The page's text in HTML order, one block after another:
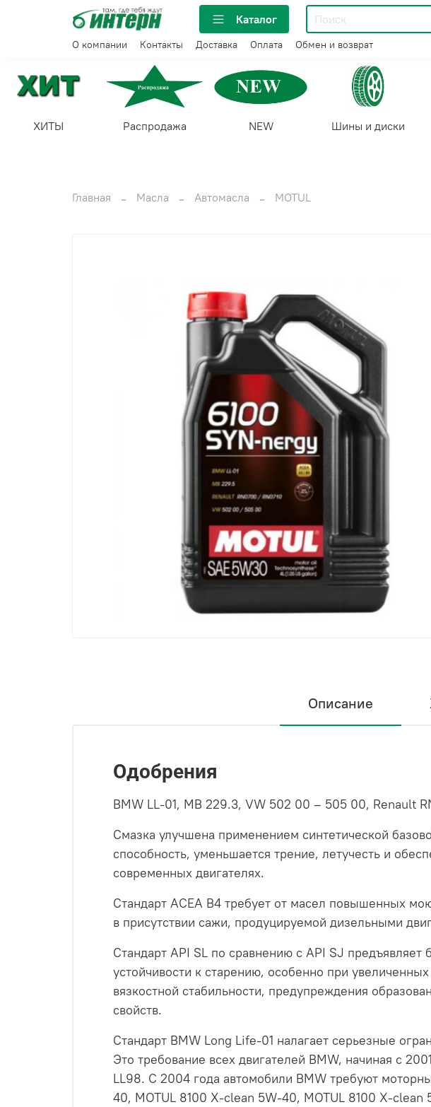
Каталог
О компании Контакты Доставка Оплата Обмен и возврат
ХИТЫ Распродажа NEW Шины и диски
Главная
Масла Автомасла MOTUL
Описание
Одобрения
BMW LL-01, MB 229.3, VW 502 00 – 505 00, Renault
Смазка улучшена применением синтетической
способность, уменьшается трение, летучесть и
современных двигателях.
Стандарт ACEA B4 требует от масел повышенных
в присутствии сажи, продуцируемой дизельными
Стандарт API SL по сравнению с API SJ
устойчивости к старению, особенно при
вязкостной стабильности, предупреждения
свойств.
Стандарт BMW Long Life-01 налагает серьезные
Это требование всех двигателей BMW, начиная с
LL98. С 2004 года автомобили BMW требуют
40, MOTUL 8100 X-clean 5W-40, MOTUL 8100 X-